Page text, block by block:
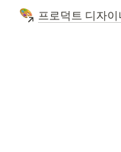
프로덕트 디자이